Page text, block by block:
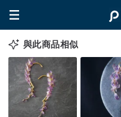
與此商品相似